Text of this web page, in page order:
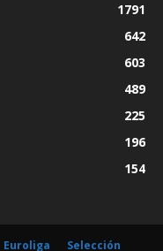
1791
642
603
489
225
196
154
Euroliga Selección